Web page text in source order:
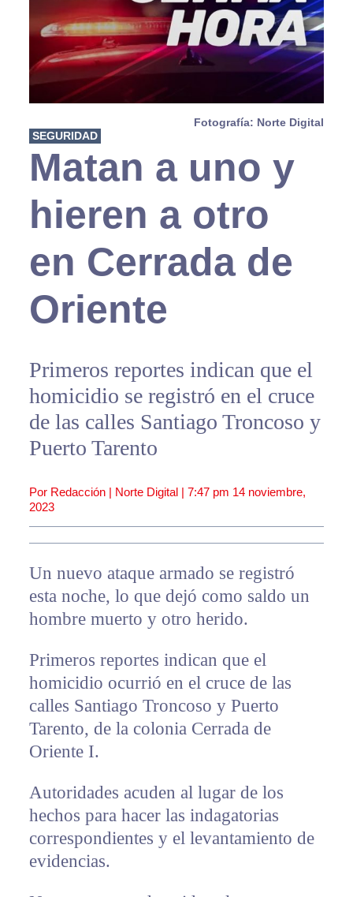
Fotografía: Norte Digital
SEGURIDAD
Matan a uno y
hieren a otro
en Cerrada de
Oriente
Primeros reportes indican que el
homicidio se registró en el cruce
de las calles Santiago Troncoso y
Puerto Tarento
Por Redacción | Norte Digital | 7:47 pm 14 noviembre,
2023
Un nuevo ataque armado se registró
esta noche, lo que dejó como saldo un
hombre muerto y otro herido.
Primeros reportes indican que el
homicidio ocurrió en el cruce de las
calles Santiago Troncoso y Puerto
Tarento, de la colonia Cerrada de
Oriente I.
Autoridades acuden al lugar de los
hechos para hacer las indagatorias
correspondientes y el levantamiento de
evidencias.